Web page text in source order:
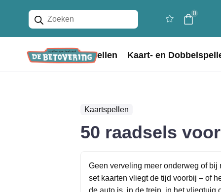
Producten
zoeken
0
Home Bordspellen Kaart- en
Kaartspellen
50 raadsels
Geen verveling meer onderweg of bij
set kaarten vliegt de tijd voorbij – of
de auto is, in de trein, in het vliegtuig